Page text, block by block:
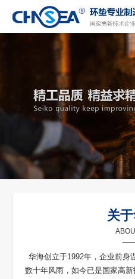
关
华海创立于1992年，企业前身
数十年风雨，如今已是国家高